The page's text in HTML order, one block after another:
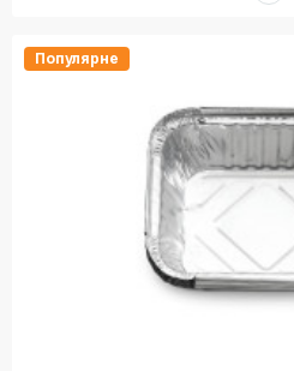
Популярне